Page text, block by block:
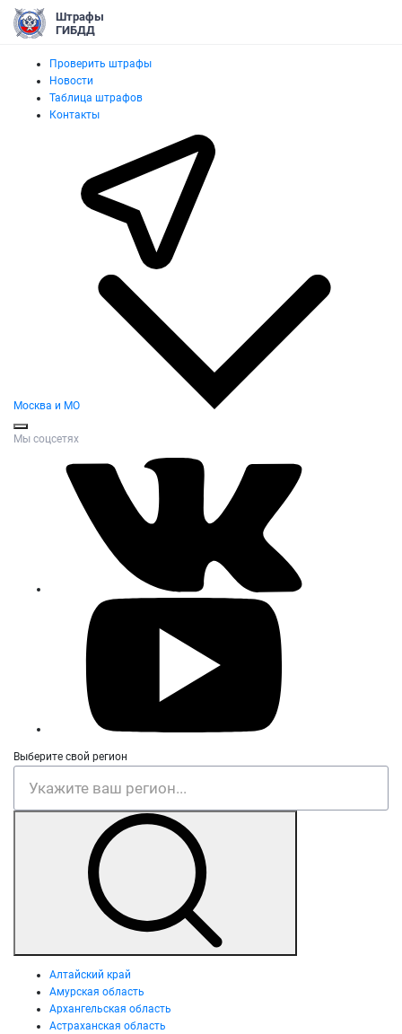
Штрафы
ГИБДД
Проверить штрафы
Новости
Таблица штрафов
Контакты
Москва и МО
Мы соцсетях
Выберите свой регион
Алтайский край
Амурская область
Архангельская область
Астраханская область